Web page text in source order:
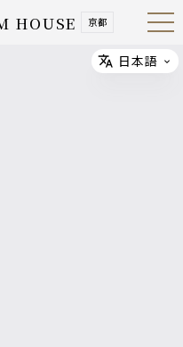
HOUSE 京都 Open
Navig
Select
日本語